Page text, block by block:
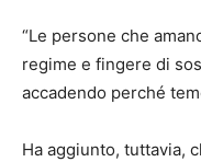
“Le persone che
regime e fingere di
accadendo perché
Ha aggiunto, tuttavia,